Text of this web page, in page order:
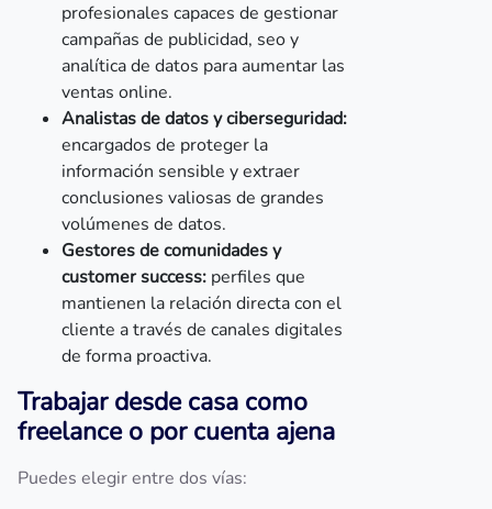
profesionales capaces de gestionar
campañas de publicidad, seo y
analítica de datos para aumentar las
ventas online.
Analistas de datos y ciberseguridad:
encargados de proteger la
información sensible y extraer
conclusiones valiosas de grandes
volúmenes de datos.
Gestores de comunidades y
customer success: perfiles que
mantienen la relación directa con el
cliente a través de canales digitales
de forma proactiva.
Trabajar desde casa como
freelance o por cuenta ajena
Puedes elegir entre dos vías: